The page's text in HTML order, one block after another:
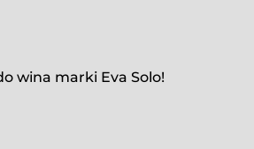
wina marki Eva Solo!